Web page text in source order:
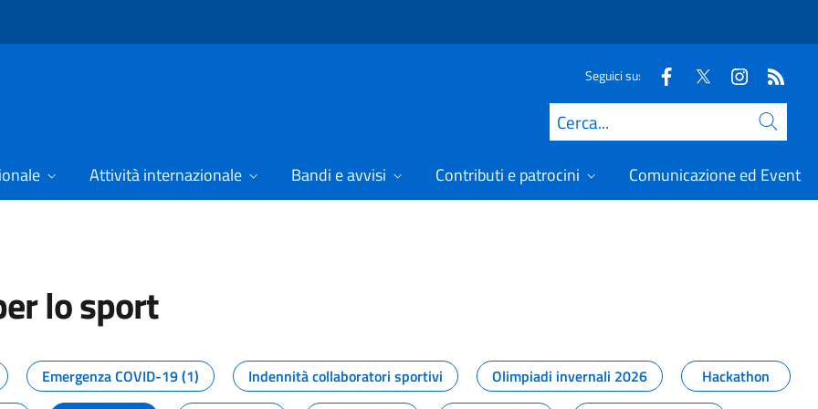
Seguici su:
Cerca
Attività internazionale Bandi e avvisi Contributi e patrocini Comunicazione ed Eventi
lo sport
dal Dipartimento per lo sport
Emergenza COVID-19 (1) Indennità collaboratori sportivi Olimpiadi invernali 2026
Hackathon